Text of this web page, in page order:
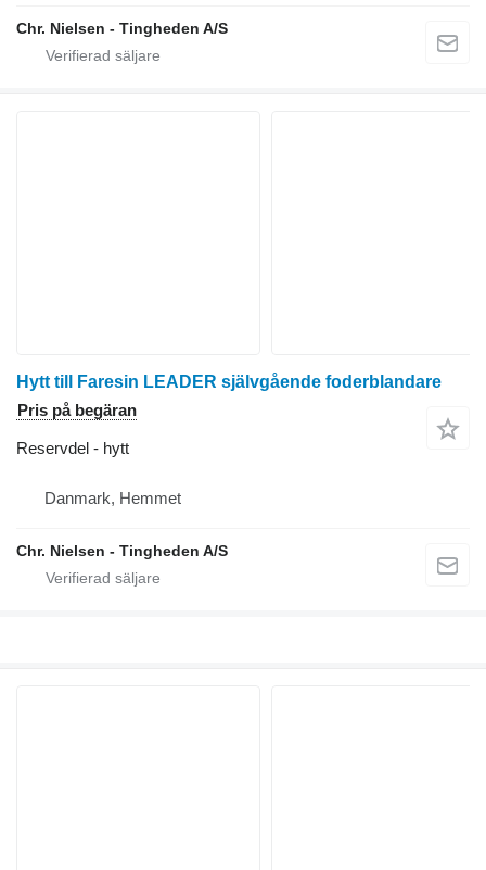
Chr. Nielsen - Tingheden A/S
Hytt till Faresin LEADER självgående foderblandare
Pris på begäran
Reservdel - hytt
Danmark, Hemmet
Chr. Nielsen - Tingheden A/S